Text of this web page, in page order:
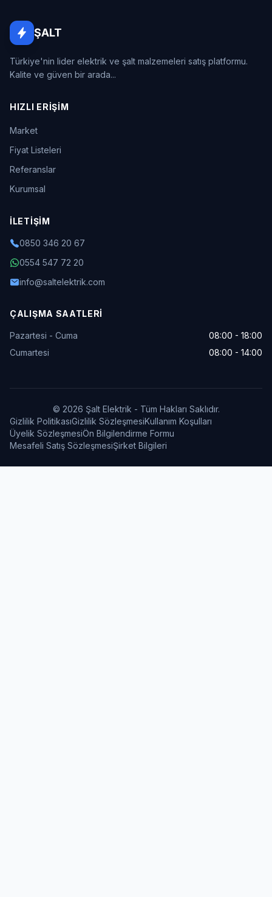
ŞALT
Türkiye'nin lider elektrik ve şalt malzemeleri satış platformu.
Kalite ve güven bir arada...
HIZLI ERIŞIM
Market
Fiyat Listeleri
Referanslar
Kurumsal
İLETIŞIM
0850 346 20 67
0554 547 72 20
info@saltelektrik.com
ÇALIŞMA SAATLERI
Pazartesi - Cuma
08:00 - 18:00
Cumartesi
08:00 - 14:00
© 2026 Şalt Elektrik - Tüm Hakları Saklıdır.
Gizlilik PolitikasıGizlilik SözleşmesiKullanım Koşulları
Üyelik SözleşmesiÖn Bilgilendirme Formu
Mesafeli Satış SözleşmesiŞirket Bilgileri